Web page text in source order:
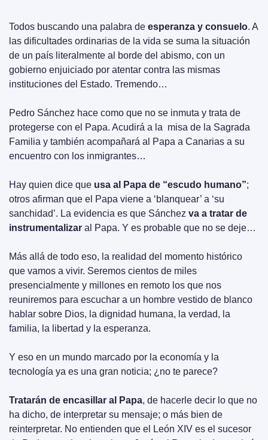
Todos buscando una palabra de esperanza y consuelo. A
las dificultades ordinarias de la vida se suma la situación
de un país literalmente al borde del abismo, con un
gobierno enjuiciado por atentar contra las mismas
instituciones del Estado. Tremendo…
Pedro Sánchez hace como que no se inmuta y trata de
protegerse con el Papa. Acudirá a la  misa de la Sagrada
Familia y también acompañará al Papa a Canarias a su
encuentro con los inmigrantes…
Hay quien dice que usa al Papa de “escudo humano”;
otros afirman que el Papa viene a ‘blanquear’ a ‘su
sanchidad’. La evidencia es que Sánchez va a tratar de
instrumentalizar al Papa. Y es probable que no se deje…
Más allá de todo eso, la realidad del momento histórico
que vamos a vivir. Seremos cientos de miles
presencialmente y millones en remoto los que nos
reuniremos para escuchar a un hombre vestido de blanco
hablar sobre Dios, la dignidad humana, la verdad, la
familia, la libertad y la esperanza.
Y eso en un mundo marcado por la economía y la
tecnología ya es una gran noticia; ¿no te parece?
Tratarán de encasillar al Papa, de hacerle decir lo que no
ha dicho, de interpretar su mensaje; o más bien de
reinterpretar. No entienden que el León XIV es el sucesor